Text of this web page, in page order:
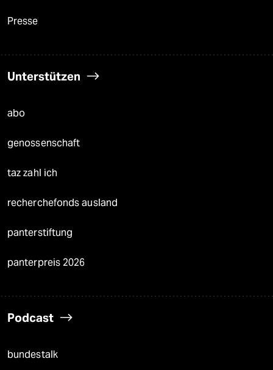
Presse
Unterstützen
abo
genossenschaft
taz zahl ich
recherchefonds ausland
panterstiftung
panterpreis 2026
Podcast
bundestalk